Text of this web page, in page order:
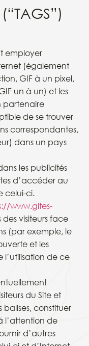
employer
(également
GIF à un pixel,
un à un) et les
partenaire
de se trouver
correspondantes,
dans un pays
les publicités
d’accéder au
celui-ci.
www.gites-
des visiteurs face
(par exemple, le
et les
l’utilisation de ce
du Site et
balises, constituer
l’attention de
d’autres